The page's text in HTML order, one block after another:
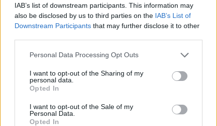
IAB’s list of downstream participants. This information may
also be disclosed by us to third parties on the IAB’s List of
Downstream Participants that may further disclose it to other
Personal Data Processing Opt Outs
I want to opt-out of the Sharing of my
personal data.
Opted In
I want to opt-out of the Sale of my
Personal Data.
Opted In